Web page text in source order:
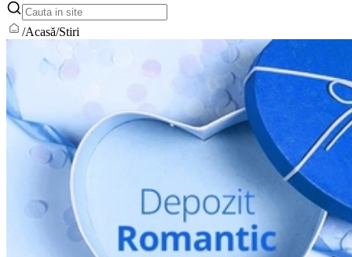
/Acasă/Stiri